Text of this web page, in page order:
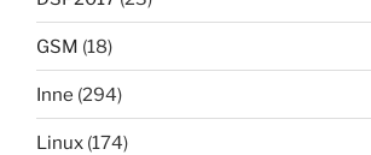
GSM (18)
Inne (294)
Linux (174)